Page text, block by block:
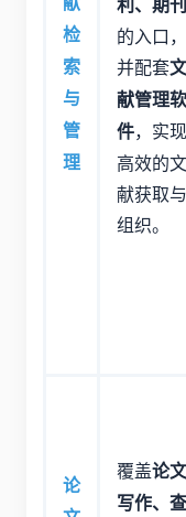
检
索
与
管
理
利、期刊
的入口，
并配套文
献管理软
件，实现
高效的文
献获取与
组织。
论
覆盖论文
写作、查